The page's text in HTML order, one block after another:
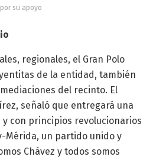
por su apoyo
regionales, el Gran Polo
de la entidad, también
del recinto. El
señaló que entregará una
con principios revolucionarios
Mérida, un partido unido y
Chávez y todos somos